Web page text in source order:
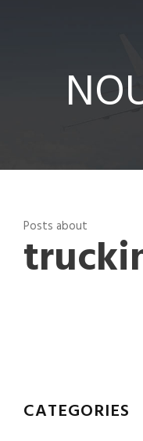
Posts about
CATEGORIES